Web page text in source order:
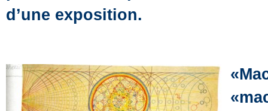
d’une exposition.